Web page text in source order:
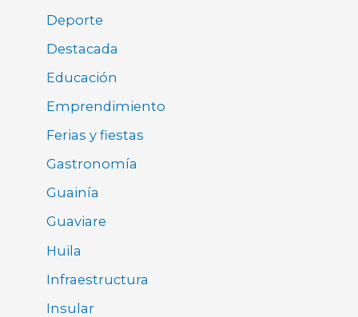
Deporte
Destacada
Educación
Emprendimiento
Ferias y fiestas
Gastronomía
Guainía
Guaviare
Huila
Infraestructura
Insular